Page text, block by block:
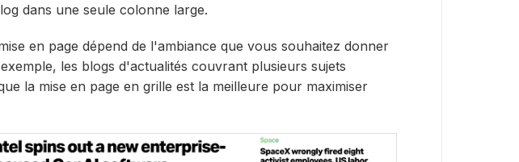
dans une seule colonne large.
en page dépend de l'ambiance que vous souhaitez donner
les blogs d'actualités couvrant plusieurs sujets
la mise en page en grille est la meilleure pour maximiser